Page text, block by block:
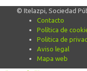
© Itelazpi, Sociedad
Contacto
Política de
Politica de
Aviso legal
Mapa web